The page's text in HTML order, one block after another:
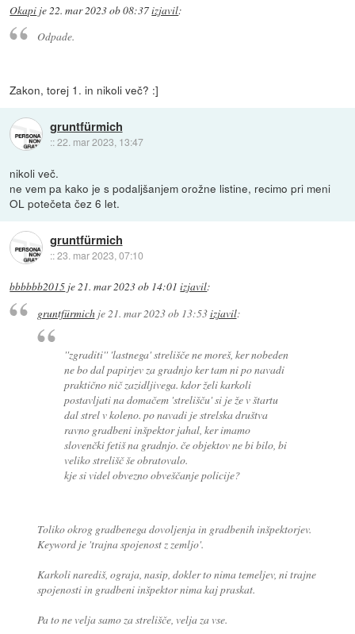
Okapi je22. mar 2023 ob 08:37izjavil:
Odpade.
Zakon, torej 1. in nikoli več? :]
gruntfürmich
::22. mar 2023, 13:47
nikoli več.
ne vem pa kako je s podaljšanjem orožne listine, recimo pri meni
OL potečeta čez 6 let.
gruntfürmich
::23. mar 2023, 07:10
bbbbbb2015 je21. mar 2023 ob 14:01 izjavil:
gruntfürmichje21. mar 2023 ob 13:53izjavil:
''zgraditi'' 'lastnega' strelišče ne moreš, ker nobeden
ne bo dal papirjev za gradnjo ker tam ni po navadi
praktično nič zazidljivega. kdor želi karkoli
postavljati na domačem 'strelišču' si je že v štartu
dal strel v koleno. po navadi je strelska društva
ravno gradbeni inšpektor jahal, ker imamo
slovenčki fetiš na gradnjo. če objektov ne bi bilo, bi
veliko strelišč še obratovalo.
kje si videl obvezno obveščanje policije?
Toliko okrog gradbenega dovoljenja in gradbenih inšpektorjev.
Keyword je 'trajna spojenost z zemljo'.
Karkoli narediš, ograja, nasip, dokler to nima temeljev, ni trajne
spojenosti in gradbeni inšpektor nima kaj praskat.
Pa to ne velja samo za strelišče, velja za vse.